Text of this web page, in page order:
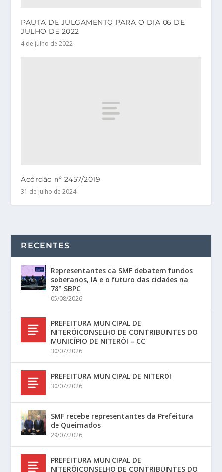
PAUTA DE JULGAMENTO PARA O DIA 06 DE
JULHO DE 2022
4 de julho de 2022
Acórdão nº 2457/2019
31 de julho de 2024
RECENTES
Representantes da SMF debatem fundos
soberanos, IA e o futuro das cidades na
78° SBPC
05/08/2026
PREFEITURA MUNICIPAL DE
NITERÓICONSELHO DE CONTRIBUINTES DO
MUNICÍPIO DE NITERÓI – CC
30/07/2026
PREFEITURA MUNICIPAL DE NITERÓI
30/07/2026
SMF recebe representantes da Prefeitura
de Queimados
29/07/2026
PREFEITURA MUNICIPAL DE
NITERÓICONSELHO DE CONTRIBUINTES DO